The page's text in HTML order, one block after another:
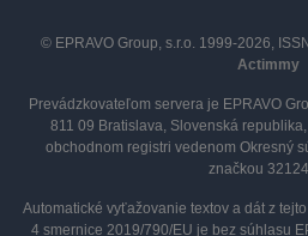
© EPRAVO Group, s.r.o. 1999-2026,
Actimmy
Prevádzkovateľom servera je EPRAVO
811 09 Bratislava, Slovenská
obchodnom registri vedenom Okresný
značkou
Automatické vyťažovanie textov a dát z
4 smernice 2019/790/EU je bez súhlasu